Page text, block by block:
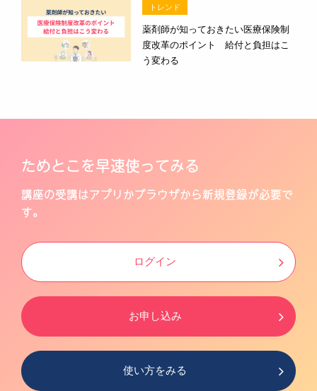
トレンド
薬剤師が知っておきたい医療保険制
度改革のポイント 給付と負担はこ
う変わる
ためとこを早速使ってみる
講座の受講はアプリかブラウザから新規登録が必要で
す。
ログイン
お申し込み
使い方をみる